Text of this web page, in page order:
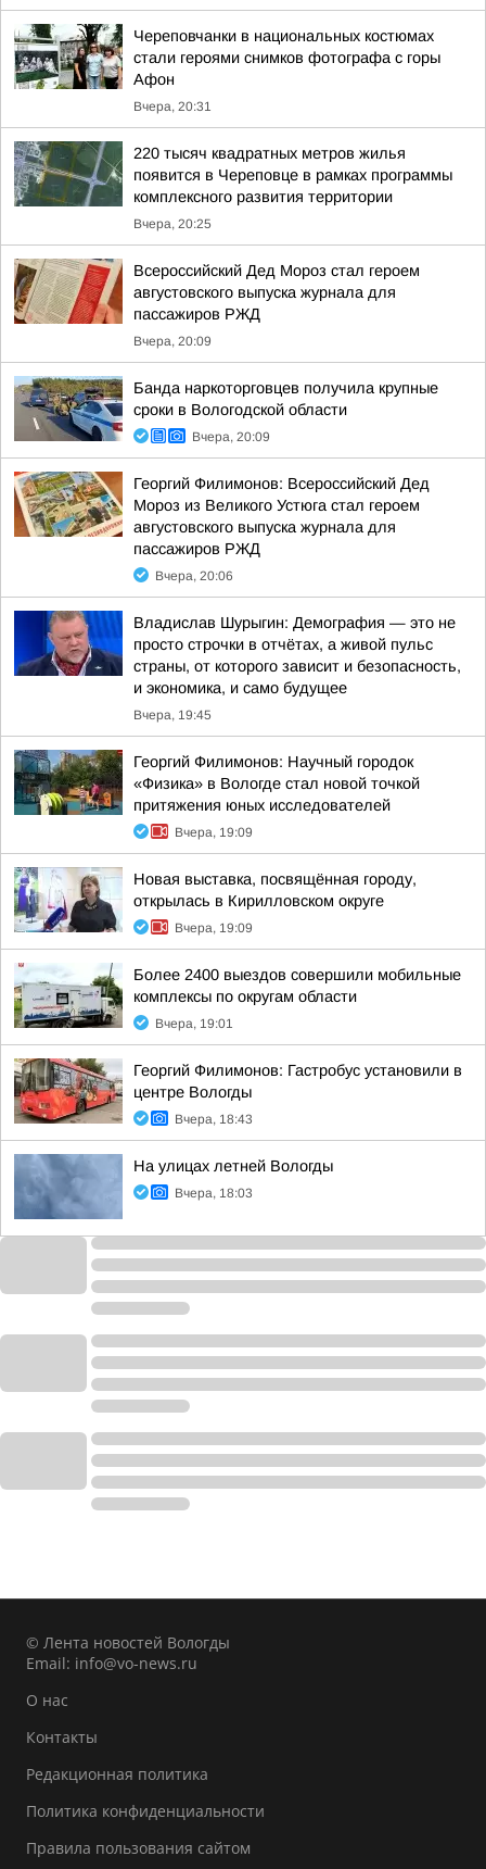
Череповчанки в национальных костюмах
стали героями снимков фотографа с горы
Афон
Вчера, 20:31
220 тысяч квадратных метров жилья
появится в Череповце в рамках программы
комплексного развития территории
Вчера, 20:25
Всероссийский Дед Мороз стал героем
августовского выпуска журнала для
пассажиров РЖД
Вчера, 20:09
Банда наркоторговцев получила крупные
сроки в Вологодской области
Вчера, 20:09
Георгий Филимонов: Всероссийский Дед
Мороз из Великого Устюга стал героем
августовского выпуска журнала для
пассажиров РЖД
Вчера, 20:06
Владислав Шурыгин: Демография — это не
просто строчки в отчётах, а живой пульс
страны, от которого зависит и безопасность,
и экономика, и само будущее
Вчера, 19:45
Георгий Филимонов: Научный городок
«Физика» в Вологде стал новой точкой
притяжения юных исследователей
Вчера, 19:09
Новая выставка, посвящённая городу,
открылась в Кирилловском округе
Вчера, 19:09
Более 2400 выездов совершили мобильные
комплексы по округам области
Вчера, 19:01
Георгий Филимонов: Гастробус установили в
центре Вологды
Вчера, 18:43
На улицах летней Вологды
Вчера, 18:03
© Лента новостей Вологды
Email: info@vo-news.ru
О нас
Контакты
Редакционная политика
Политика конфиденциальности
Правила пользования сайтом